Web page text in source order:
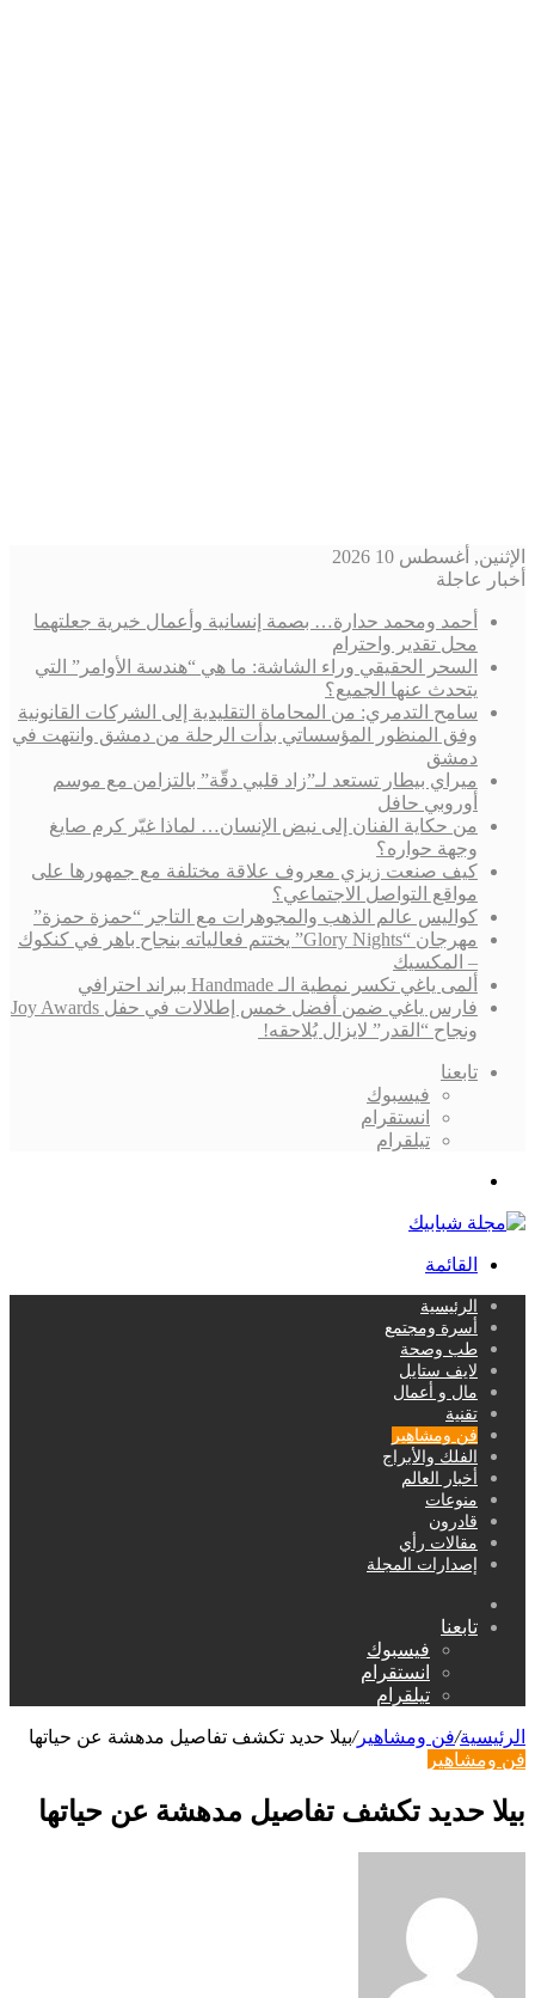
الإثنين, أغسطس 10 2026
أخبار عاجلة
أحمد ومحمد حدارة… بصمة إنسانية وأعمال خيرية جعلتهما
محل تقدير واحترام
السحر الحقيقي وراء الشاشة: ما هي “هندسة الأوامر” التي
يتحدث عنها الجميع؟
سامح التدمري: من المحاماة التقليدية إلى الشركات القانونية
وفق المنظور المؤسساتي بدأت الرحلة من دمشق وانتهت في
دمشق
ميراي بيطار تستعد لـ”زاد قلبي دقّة” بالتزامن مع موسم
أوروبي حافل
من حكاية الفنان إلى نبض الإنسان… لماذا غيّر كرم صايغ
وجهة حواره؟
كيف صنعت زيزي معروف علاقة مختلفة مع جمهورها على
مواقع التواصل الاجتماعي؟
كواليس عالم الذهب والمجوهرات مع التاجر “حمزة حمزة”
مهرجان “Glory Nights” يختتم فعالياته بنجاح باهر في كنكوك
– المكسيك
ألمى ياغي تكسر نمطية الـ Handmade ببراند احترافي
فارس ياغي ضمن أفضل خمس إطلالات في حفل Joy Awards
ونجاح “القدر” لايزال يُلاحقه!
تابعنا
فيسبوك
انستقرام
تيلقرام
القائمة
الرئيسية
أسرة ومجتمع
طب وصحة
لايف ستايل
مال و أعمال
تقنية
فن ومشاهير
الفلك والأبراج
أخبار العالم
منوعات
قادرون
مقالات رأي
إصدارات المجلة
عن
تابعنا
فيسبوك
انستقرام
تيلقرام
الرئيسية/فن ومشاهير/بيلا حديد تكشف تفاصيل مدهشة عن حياتها
فن ومشاهير
بيلا حديد تكشف تفاصيل مدهشة عن حياتها